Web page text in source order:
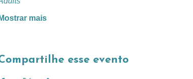
Mostrar mais
esse evento